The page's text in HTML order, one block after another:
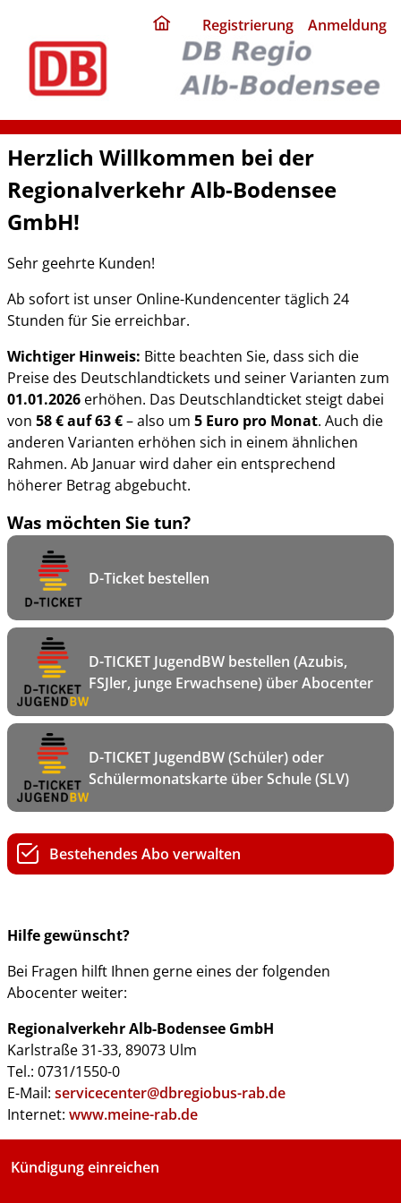
home
page
Registrierung Anmeldung
Herzlich Willkommen bei der
Regionalverkehr Alb-Bodensee
GmbH!
Sehr geehrte Kunden!
Ab sofort ist unser Online-Kundencenter täglich 24
Stunden für Sie erreichbar.
Wichtiger Hinweis: Bitte beachten Sie, dass sich die
Preise des Deutschlandtickets und seiner Varianten zum
01.01.2026 erhöhen. Das Deutschlandticket steigt dabei
von 58 € auf 63 €– also um 5 Euro pro Monat. Auch die
anderen Varianten erhöhen sich in einem ähnlichen
Rahmen. Ab Januar wird daher ein entsprechend
höherer Betrag abgebucht.
Was möchten Sie tun?
D-Ticket bestellen
D-TICKET JugendBW bestellen (Azubis,
FSJler, junge Erwachsene) über Abocenter
D-TICKET JugendBW (Schüler) oder
Schülermonatskarte über Schule (SLV)
Bestehendes Abo verwalten
Hilfe gewünscht?
Bei Fragen hilft Ihnen gerne eines der folgenden
Abocenter weiter:
Regionalverkehr Alb-Bodensee GmbH
Karlstraße 31-33, 89073 Ulm
Tel.: 0731/1550-0
E-Mail: servicecenter@dbregiobus-rab.de
Internet: www.meine-rab.de
Kündigung einreichen